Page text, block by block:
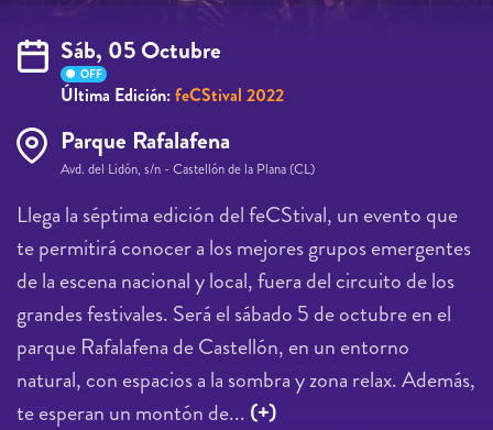
Sáb, 05 Octubre
OFF
Última Edición:feCStival 2022
Parque Rafalafena
Avd. del Lidón, s/n - Castellón de la Plana (CL)
Llega la séptima edición del feCStival, un evento que
te permitirá conocer a los mejores grupos emergentes
de la escena nacional y local, fuera del circuito de los
grandes festivales. Será el sábado 5 de octubre en el
parque Rafalafena de Castellón, en un entorno
natural, con espacios a la sombra y zona relax. Además,
te esperan un montón de... (+)